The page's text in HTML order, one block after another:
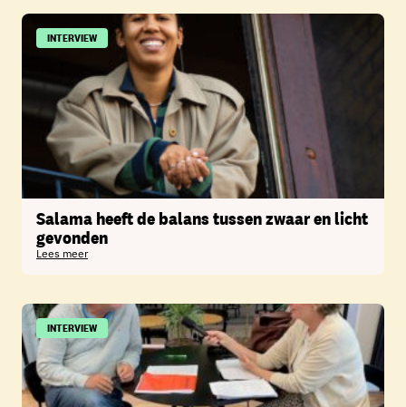
INTERVIEW
Salama heeft de balans tussen zwaar en licht
gevonden
Lees meer
INTERVIEW